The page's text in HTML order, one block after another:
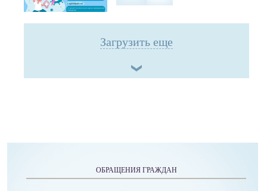
Загрузить еще
ОБРАЩЕНИЯ ГРАЖДАН